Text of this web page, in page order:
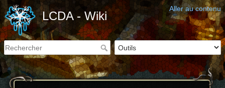
Aller au contenu
LCDA - Wiki